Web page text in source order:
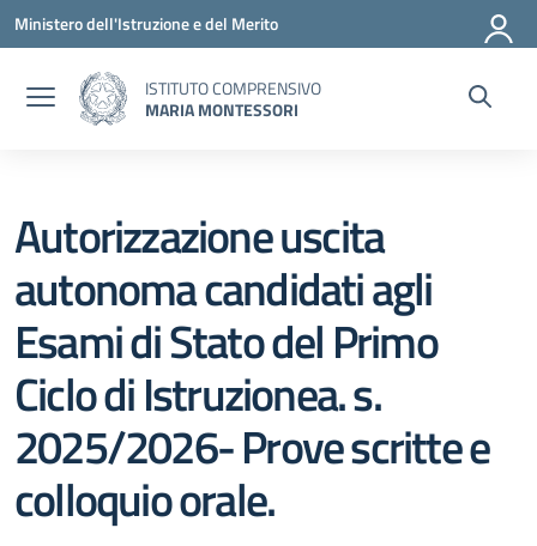
Vai ai contenuti
Vai al menu di navigazione
Vai al footer
Ministero dell'Istruzione e del Merito
ISTITUTO COMPRENSIVO
MARIA MONTESSORI
Autorizzazione uscita
autonoma candidati agli
Esami di Stato del Primo
Ciclo di Istruzionea. s.
2025/2026- Prove scritte e
colloquio orale.